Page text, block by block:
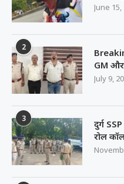
June 15,
2
GM और
July 9,
3
दुर्ग
रोल